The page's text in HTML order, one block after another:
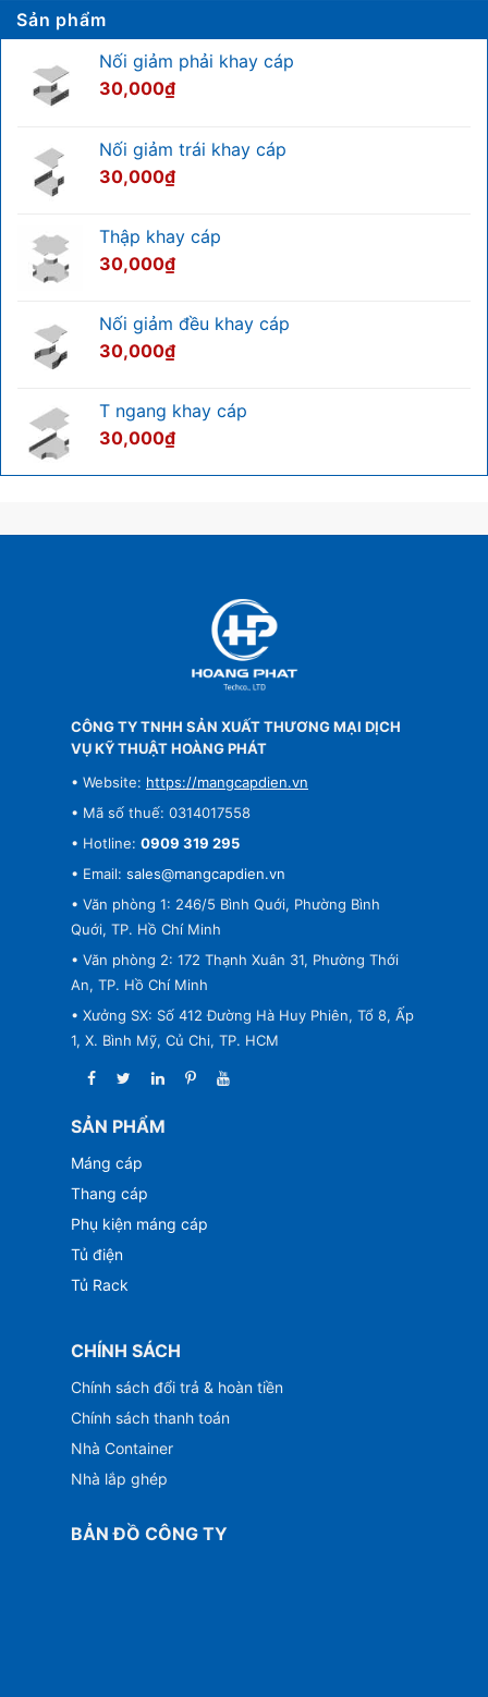
dẫn
chi
tiết
chuẩn
thuật
được
giảm
thuế
GTGT
không?
Cập
nhật
luận
ở
Gia
công
kiến
bạn
Sản phẩm
Nối giảm phải khay cáp
30,000₫
Nối giảm trái khay cáp
30,000₫
Thập khay cáp
30,000₫
Nối giảm đều khay cáp
30,000₫
T ngang khay cáp
30,000₫
CÔNG TY TNHH SẢN XUẤT THƯƠNG MẠI DỊCH
VỤ KỸ THUẬT HOÀNG PHÁT
• Website: https://mangcapdien.vn
• Mã số thuế: 0314017558
• Hotline: 0909 319 295
• Email: sales@mangcapdien.vn
• Văn phòng 1: 246/5 Bình Quới, Phường Bình
Quới, TP. Hồ Chí Minh
• Văn phòng 2: 172 Thạnh Xuân 31, Phường Thới
An, TP. Hồ Chí Minh
• Xưởng SX: Số 412 Đường Hà Huy Phiên, Tổ 8, Ấp
1, X. Bình Mỹ, Củ Chi, TP. HCM
SẢN PHẨM
Máng cáp
Thang cáp
Phụ kiện máng cáp
Tủ điện
Tủ Rack
CHÍNH SÁCH
Chính sách đổi trả & hoàn tiền
Chính sách thanh toán
Nhà Container
Nhà lắp ghép
BẢN ĐỒ CÔNG TY